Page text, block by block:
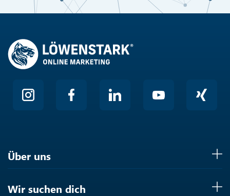
Über uns
Wir suchen dich